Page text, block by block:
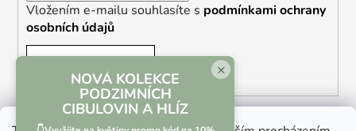
Vložením e-mailu souhlasíte s podmínkami ochrany
osobních údajů
×
NOVÁ KOLEKCE
PODZIMNÍCH
CIBULOVIN A HLÍZ